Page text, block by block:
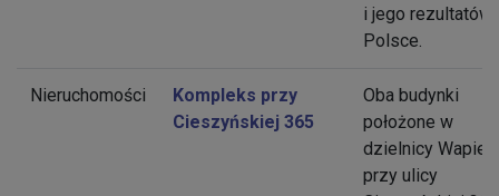
i jego rezultatów
Polsce.
Nieruchomości
Kompleks przy
Cieszyńskiej 365
Oba budynki
położone w
dzielnicy
przy ulicy